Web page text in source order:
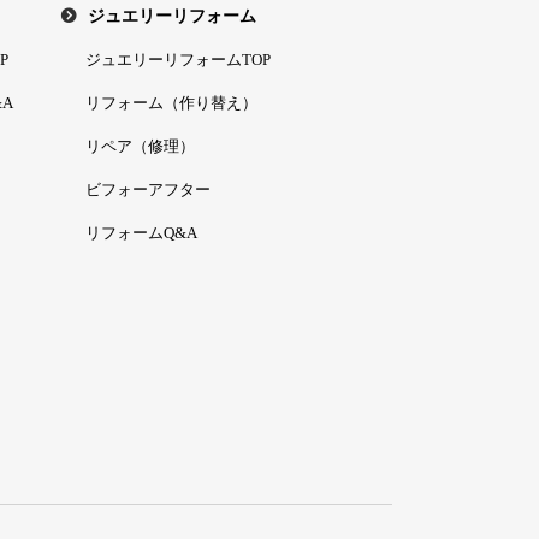
ジュエリーリフォーム
ジュエリーリフォームTOP
リフォーム（作り替え）
リペア（修理）
ビフォーアフター
リフォームQ&A